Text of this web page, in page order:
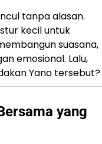
tanpa alasan.
kecil untuk
suasana,
emosional. Lalu,
Yano tersebut?
yang